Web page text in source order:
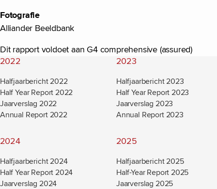
Fotografie
Alliander Beeldbank
Dit rapport voldoet aan G4 comprehensive (assured)
2022
Halfjaarbericht 2022
Half Year Report 2022
Jaarverslag 2022
Annual Report 2022
2023
Halfjaarbericht 2023
Half Year Report 2023
Jaarverslag 2023
Annual Report 2023
2024
Halfjaarbericht 2024
Half Year Report 2024
Jaarverslag 2024
2025
Halfjaarbericht 2025
Half-Year Report 2025
Jaarverslag 2025